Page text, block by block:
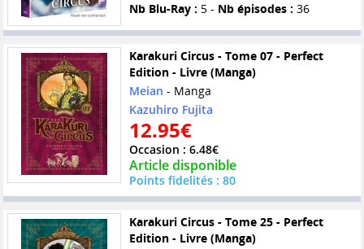
Nb Blu-Ray : 5 - Nb épisodes : 36
Karakuri Circus - Tome 07 - Perfect
Edition - Livre (Manga)
Meian - Manga
Kazuhiro Fujita
12.95€
Occasion : 6.48€
Article disponible
Points fidelités : 80
Karakuri Circus - Tome 25 - Perfect
Edition - Livre (Manga)